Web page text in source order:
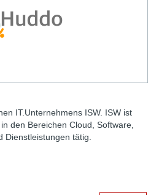
IT.Unternehmens ISW. ISW ist
den Bereichen Cloud, Software,
Dienstleistungen tätig.